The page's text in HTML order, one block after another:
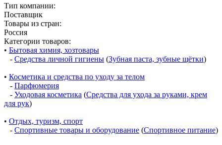
Тип компании:
Поставщик
Товары из стран:
Россия
Категории товаров:
• Бытовая химия, хозтовары
- Средства личной гигиены (Зубная паста, зубные щётки)
• Косметика и средства по уходу за телом
- Парфюмерия
- Уходовая косметика (Средства для ухода за руками, крем
для рук)
• Отдых, туризм, спорт
- Спортивные товары и оборудование (Спортивное питание)